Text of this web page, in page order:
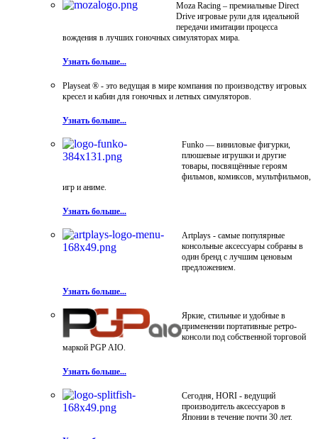
Moza Racing – премиальные Direct
Drive игровые рули для идеальной
передачи имитации процесса
вождения в лучших гоночных симуляторах мира.
Узнать больше...
Playseat ® - это ведущая в мире компания по производству игровых
кресел и кабин для гоночных и летных симуляторов.
Узнать больше...
Funko — виниловые фигурки,
плюшевые игрушки и другие
товары, посвящённые героям
фильмов, комиксов, мультфильмов,
игр и аниме.
Узнать больше...
Artplays - самые популярные
консольные аксессуары собраны в
один бренд с лучшим ценовым
предложением.
Узнать больше...
Яркие, стильные и удобные в
применении портативные ретро-
консоли под собственной торговой
маркой PGP AIO.
Узнать больше...
Сегодня, HORI - ведущий
производитель аксессуаров в
Японии в течение почти 30 лет.